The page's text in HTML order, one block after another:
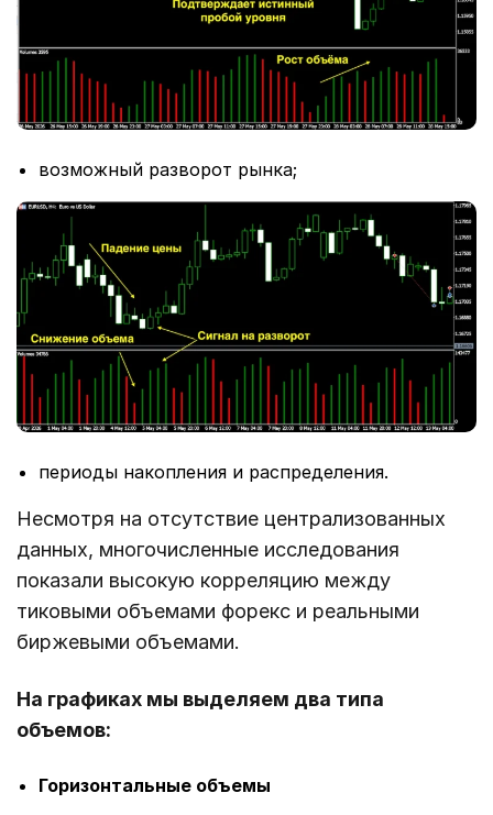
возможный разворот рынка;
периоды накопления и распределения.
Несмотря на отсутствие централизованных
данных, многочисленные исследования
показали высокую корреляцию между
тиковыми объемами форекс и реальными
биржевыми объемами.
На графиках мы выделяем два типа
объемов:
Горизонтальные объемы